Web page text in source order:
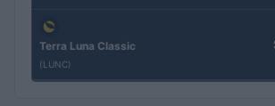
Terra Luna Classic
(LUNC)